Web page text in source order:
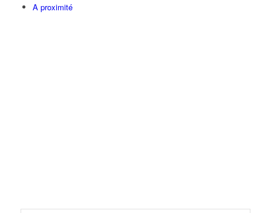
A proximité